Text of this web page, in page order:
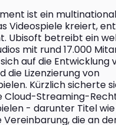
ist ein
Videospiele kreiert,
Ubisoft betreibt ein
mit rund 17.000
auf die Entwicklung
die Lizenzierung von
Kürzlich sicherte
Cloud-Streaming-
- darunter Titel
die an